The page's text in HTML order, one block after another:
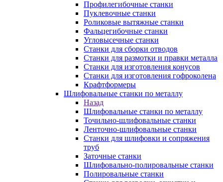
Профилегибочные станки
Пуклевочные станки
Роликовые вытяжные станки
Фальцегибочные станки
Угловысечные станки
Станки для сборки отводов
Станки для размотки и правки металла
Станки для изготовления конусов
Станки для изготовления гофроколена
Крафтформеры
Шлифовальные станки по металлу
Назад
Шлифовальные станки по металлу
Точильно-шлифовальные станки
Ленточно-шлифовальные станки
Станки для шлифовки и сопряжения
труб
Заточные станки
Шлифовально-полировальные станки
Полировальные станки